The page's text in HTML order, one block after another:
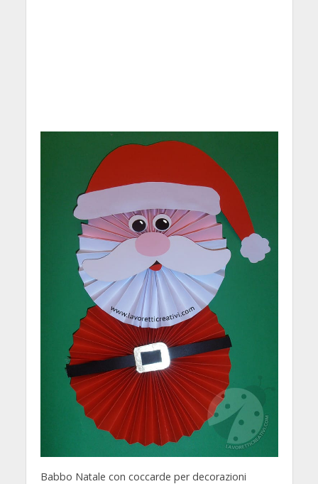
Babbo Natale con coccarde per decorazioni